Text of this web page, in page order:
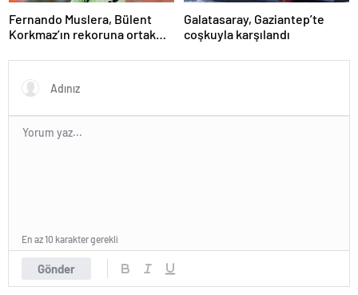
Fernando Muslera, Bülent
Korkmaz’ın rekoruna ortak
Galatasaray, Gaziantep’te
coşkuyla karşılandı
Gönder
En az 10 karakter gerekli